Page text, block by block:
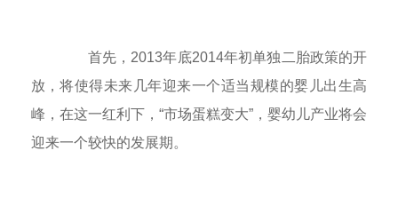
首先，2013年底2014年初单独二胎政策的开
放，将使得未来几年迎来一个适当规模的婴儿出生高
峰，在这一红利下，“市场蛋糕变大”，婴幼儿产业将会
迎来一个较快的发展期。